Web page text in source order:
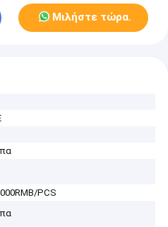
Μιλήστε τώρα.
PCS